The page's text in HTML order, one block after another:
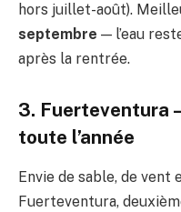
hors juillet-août).
septembre — l’eau
après la rentrée.
3. Fuerteventura
toute l’année
Envie de sable, de
Fuerteventura,